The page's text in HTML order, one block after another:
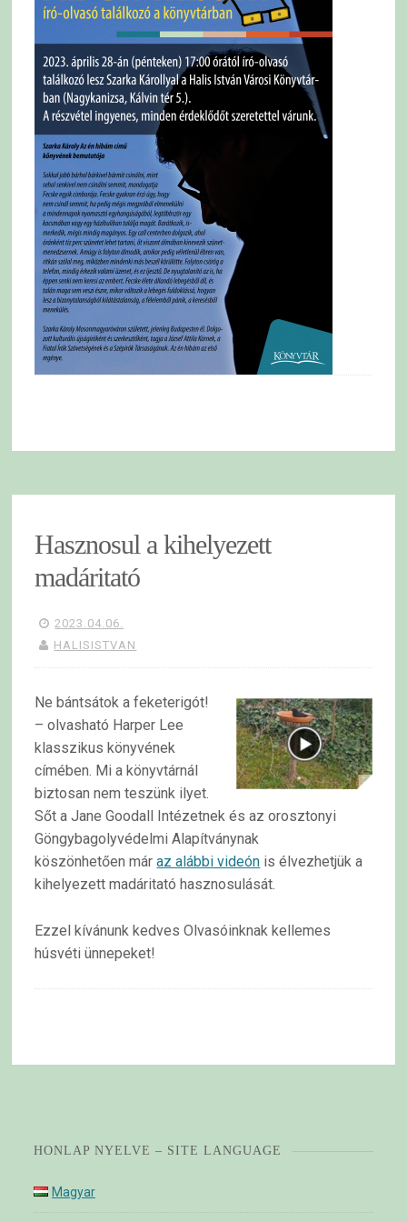
Hasznosul a kihelyezett
madáritató
2023.04.06.
HALISISTVAN
Ne bántsátok a feketerigót!
– olvasható Harper Lee
klasszikus könyvének
címében. Mi a könyvtárnál
biztosan nem teszünk ilyet.
Sőt a Jane Goodall Intézetnek és az orosztonyi
Göngybagolyvédelmi Alapítványnak
köszönhetően máraz alábbi videón is élvezhetjük a
kihelyezett madáritató hasznosulását.
Ezzel kívánunk kedves Olvasóinknak kellemes
húsvéti ünnepeket!
HONLAP NYELVE – SITE LANGUAGE
Magyar